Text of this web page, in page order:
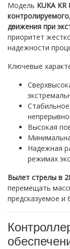
Модель KUKA KR
движения при
приоритет
надежности
Ключевые
Высокая
Надежная
режимах
Вылет стрелы в
перемещать
предсказуемое и